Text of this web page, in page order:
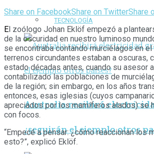
TECNOLOGÍA
Australia recibirá
¿seguirán el ejemplo otros
Share on FacebookShare on TwitterShare
El zoólogo Johan Eklöf empezó a
de la oscuridad en nuestro luminoso
se encontraba contando murciélagos en
terrenos circundantes estaban a oscuras,
estado décadas antes, cuando su asesor
contabilizado las poblaciones de
de la región; sin embargo, en los años
entonces, esas iglesias (cuyos
apreciados por los mamíferos alados) se
con focos.
“Empecé a pensar: ¿cómo reaccionan los
esto?”, explicó Eklöf.